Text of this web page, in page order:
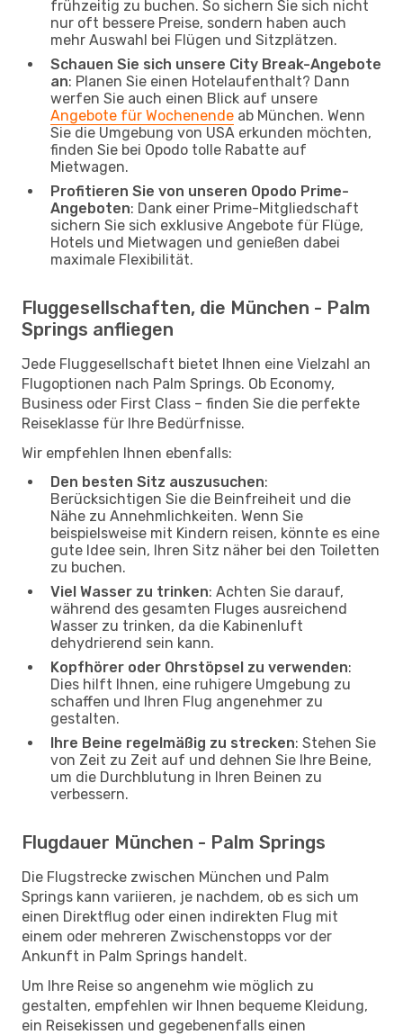
frühzeitig zu buchen. So sichern Sie sich nicht
nur oft bessere Preise, sondern haben auch
mehr Auswahl bei Flügen und Sitzplätzen.
Schauen Sie sich unsere City Break-Angebote
an: Planen Sie einen Hotelaufenthalt? Dann
werfen Sie auch einen Blick auf unsere
Angebote für Wochenende ab München. Wenn
Sie die Umgebung von USA erkunden möchten,
finden Sie bei Opodo tolle Rabatte auf
Mietwagen.
Profitieren Sie von unseren Opodo Prime-
Angeboten: Dank einer Prime-Mitgliedschaft
sichern Sie sich exklusive Angebote für Flüge,
Hotels und Mietwagen und genießen dabei
maximale Flexibilität.
Fluggesellschaften, die München - Palm
Springs anfliegen
Jede Fluggesellschaft bietet Ihnen eine Vielzahl an
Flugoptionen nach Palm Springs. Ob Economy,
Business oder First Class – finden Sie die perfekte
Reiseklasse für Ihre Bedürfnisse.
Wir empfehlen Ihnen ebenfalls:
Den besten Sitz auszusuchen:
Berücksichtigen Sie die Beinfreiheit und die
Nähe zu Annehmlichkeiten. Wenn Sie
beispielsweise mit Kindern reisen, könnte es eine
gute Idee sein, Ihren Sitz näher bei den Toiletten
zu buchen.
Viel Wasser zu trinken: Achten Sie darauf,
während des gesamten Fluges ausreichend
Wasser zu trinken, da die Kabinenluft
dehydrierend sein kann.
Kopfhörer oder Ohrstöpsel zu verwenden:
Dies hilft Ihnen, eine ruhigere Umgebung zu
schaffen und Ihren Flug angenehmer zu
gestalten.
Ihre Beine regelmäßig zu strecken: Stehen Sie
von Zeit zu Zeit auf und dehnen Sie Ihre Beine,
um die Durchblutung in Ihren Beinen zu
verbessern.
Flugdauer München - Palm Springs
Die Flugstrecke zwischen München und Palm
Springs kann variieren, je nachdem, ob es sich um
einen Direktflug oder einen indirekten Flug mit
einem oder mehreren Zwischenstopps vor der
Ankunft in Palm Springs handelt.
Um Ihre Reise so angenehm wie möglich zu
gestalten, empfehlen wir Ihnen bequeme Kleidung,
ein Reisekissen und gegebenenfalls einen